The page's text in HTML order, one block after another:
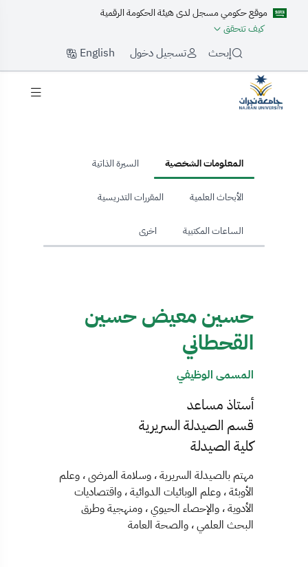
موقع حكومي مسجل لدى هيئة الحكومة الرقمية
كيف تتحقق
إبحث تسجيل دخول English
المعلومات الشخصية السيرة الذاتية
الأبحاث العلمية المقررات التدريسية
الساعات المكتبية اخرى
حسين معيض حسين
القحطاني
المسمى الوظيفي
أستاذ مساعد
قسم الصيدلة السريرية
كلية الصيدلة
مهتم بالصيدلة السريرية ، وسلامة المرضى ، وعلم
الأوبئة ، وعلم الوبائيات الدوائية ، واقتصاديات
الأدوية ، والإحصاء الحيوي ، ومنهجية وطرق
البحث العلمي ، والصحة العامة